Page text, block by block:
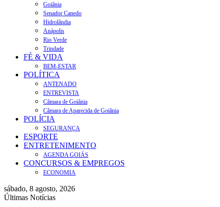
Goiânia
Senador Canedo
Hidrolândia
Anápolis
Rio Verde
Trindade
FÉ & VIDA
BEM-ESTAR
POLÍTICA
ANTENADO
ENTREVISTA
Câmara de Goiânia
Câmara de Aparecida de Goiânia
POLÍCIA
SEGURANÇA
ESPORTE
ENTRETENIMENTO
AGENDA GOIÁS
CONCURSOS & EMPREGOS
ECONOMIA
sábado, 8 agosto, 2026
Últimas Notícias